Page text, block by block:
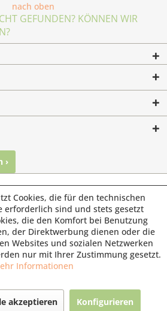
nach oben
GEFUNDEN? KÖNNEN WIR
›
Christof Paul e.K. | Westring 2 |
Recklinghausen
| E-Mail: info@pauls-muehle.de
Cookies, die für den technischen
erforderlich sind und stets gesetzt
die den Komfort bei Benutzung
der Direktwerbung dienen oder die
Websites und sozialen Netzwerken
nur mit Ihrer Zustimmung gesetzt.
Informationen
akzeptieren Konfigurieren